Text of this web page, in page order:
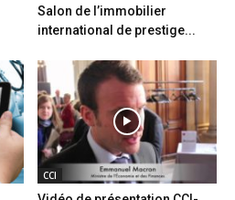
Salon de l’immobilier
international de prestige...
CCI